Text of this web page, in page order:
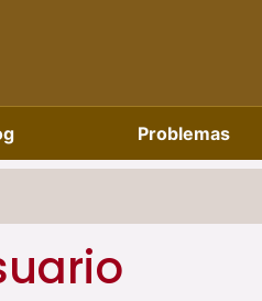
Problemas